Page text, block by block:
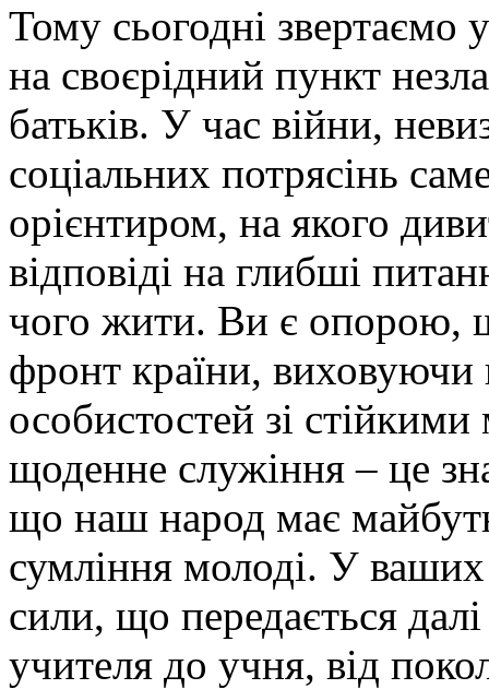
Тому сьогодні звертаємо
на своєрідний пункт
батьків. У час війни,
соціальних потрясінь
орієнтиром, на якого
відповіді на глибші
чого жити. Ви є опорою,
фронт країни, виховуючи
особистостей зі
щоденне служіння – це
що наш народ має
сумління молоді. У ваших
сили, що передається
учителя до учня, від